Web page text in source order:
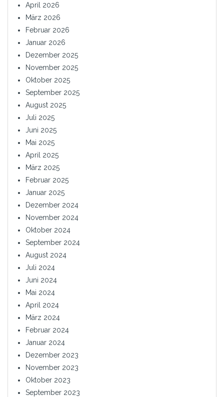
April 2026
März 2026
Februar 2026
Januar 2026
Dezember 2025
November 2025
Oktober 2025
September 2025
August 2025
Juli 2025
Juni 2025
Mai 2025
April 2025
März 2025
Februar 2025
Januar 2025
Dezember 2024
November 2024
Oktober 2024
September 2024
August 2024
Juli 2024
Juni 2024
Mai 2024
April 2024
März 2024
Februar 2024
Januar 2024
Dezember 2023
November 2023
Oktober 2023
September 2023